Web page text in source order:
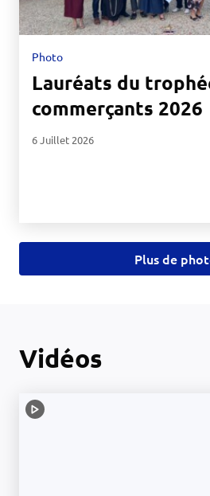
Photo
Lauréats du
commerçants 2026
6 Juillet 2026
Plus de
Vidéos